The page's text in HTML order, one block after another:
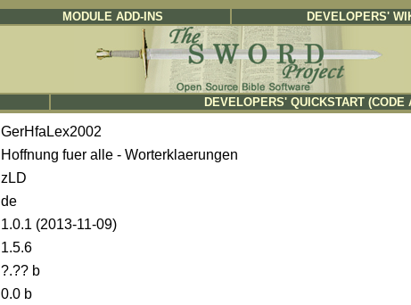
MODULE ADD-INS DEVELOPERS'
DEVELOPERS' QUICKSTART (CODE
GerHfaLex2002
Hoffnung fuer alle - Worterklaerungen
zLD
de
1.0.1 (2013-11-09)
1.5.6
?.?? b
0.0 b